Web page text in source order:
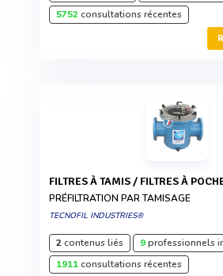
5752consultations récentes
FILTRES À TAMIS / FILTRES À
PRÉFILTRATION PAR TAMISAGE
TECNOFIL INDUSTRIES®
2contenus liés 9professionnels
1911consultations récentes